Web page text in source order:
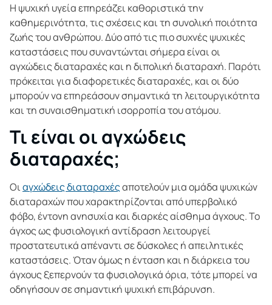
Η ψυχική υγεία επηρεάζει καθοριστικά την
καθημερινότητα, τις σχέσεις και τη συνολική ποιότητα
ζωής του ανθρώπου. Δύο από τις πιο συχνές ψυχικές
καταστάσεις που συναντώνται σήμερα είναι οι
αγχώδεις διαταραχές και η διπολική διαταραχή. Παρότι
πρόκειται για διαφορετικές διαταραχές, και οι δύο
μπορούν να επηρεάσουν σημαντικά τη λειτουργικότητα
και τη συναισθηματική ισορροπία του ατόμου.
Τι είναι οι αγχώδεις
διαταραχές;
Οιαγχώδεις διαταραχέςαποτελούν μια ομάδα ψυχικών
διαταραχών που χαρακτηρίζονται από υπερβολικό
φόβο, έντονη ανησυχία και διαρκές αίσθημα άγχους. Το
άγχος ως φυσιολογική αντίδραση λειτουργεί
προστατευτικά απέναντι σε δύσκολες ή απειλητικές
καταστάσεις. Όταν όμως η ένταση και η διάρκεια του
άγχους ξεπερνούν τα φυσιολογικά όρια, τότε μπορεί να
οδηγήσουν σε σημαντική ψυχική επιβάρυνση.